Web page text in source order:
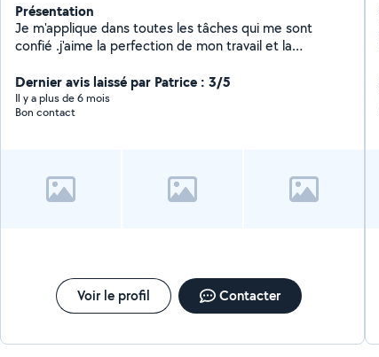
Présentation
Je m'applique dans toutes les tâches qui me sont
confié .j'aime la perfection de mon travail et la
Dernier avis laissé par Patrice : 3/5
Il y a plus de 6 mois
Bon contact
Voir le profil Contacter